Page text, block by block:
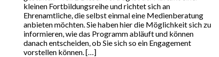
kleinen Fortbildungsreihe und richtet sich an
Ehrenamtliche, die selbst einmal eine Medienberatung
anbieten möchten. Sie haben hier die Möglichkeit sich zu
informieren, wie das Programm abläuft und können
danach entscheiden, ob Sie sich so ein Engagement
vorstellen können. […]